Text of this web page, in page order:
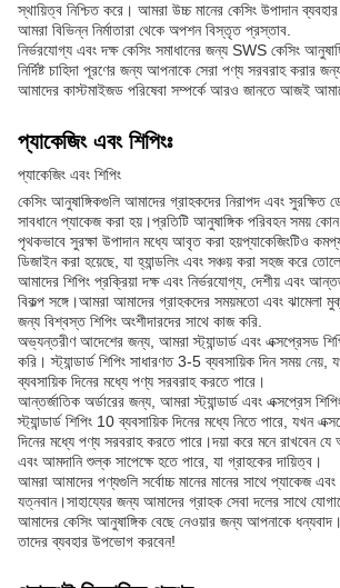
স্থায়িত্ব নিশ্চিত করে। আমরা উচ্চ মানের কেসিং উপাদান
আমরা বিভিন্ন নির্মাতারা থেকে অপশন বিস্তৃত প্রস্তাব.
নির্ভরযোগ্য এবং দক্ষ কেসিং সমাধানের জন্য SWS কেসিং
নির্দিষ্ট চাহিদা পূরণের জন্য আপনাকে সেরা পণ্য সরবরাহ করার
আমাদের কাস্টমাইজড পরিষেবা সম্পর্কে আরও জানতে আজই
প্যাকেজিং এবং শিপিংঃ
প্যাকেজিং এবং শিপিং
কেসিং আনুষাঙ্গিকগুলি আমাদের গ্রাহকদের নিরাপদ এবং সুরক্ষিত
সাবধানে প্যাকেজ করা হয়।প্রতিটি আনুষাঙ্গিক পরিবহন সময়
পৃথকভাবে সুরক্ষা উপাদান মধ্যে আবৃত করা হয়প্যাকেজিংটিও
ডিজাইন করা হয়েছে, যা হ্যান্ডলিং এবং সঞ্চয় করা সহজ করে
আমাদের শিপিং প্রক্রিয়া দক্ষ এবং নির্ভরযোগ্য, দেশীয় এবং
বিকল্প সঙ্গে।আমরা আমাদের গ্রাহকদের সময়মতো এবং ঝামেলা
জন্য বিশ্বস্ত শিপিং অংশীদারদের সাথে কাজ করি.
অভ্যন্তরীণ আদেশের জন্য, আমরা স্ট্যান্ডার্ড এবং এক্সপ্রেসড
করি। স্ট্যান্ডার্ড শিপিং সাধারণত 3-5 ব্যবসায়িক দিন সময়
ব্যবসায়িক দিনের মধ্যে পণ্য সরবরাহ করতে পারে।
আন্তর্জাতিক অর্ডারের জন্য, আমরা স্ট্যান্ডার্ড এবং এক্সপ্রেস
স্ট্যান্ডার্ড শিপিং 10 ব্যবসায়িক দিনের মধ্যে নিতে পারে, যখন
দিনের মধ্যে পণ্য সরবরাহ করতে পারে।দয়া করে মনে রাখবেন
এবং আমদানি শুল্ক সাপেক্ষে হতে পারে, যা গ্রাহকের দায়িত্ব।
আমরা আমাদের পণ্যগুলি সর্বোচ্চ মানের মানের সাথে প্যাকেজ এবং
যত্নবান।সাহায্যের জন্য আমাদের গ্রাহক সেবা দলের সাথে
আমাদের কেসিং আনুষাঙ্গিক বেছে নেওয়ার জন্য আপনাকে
তাদের ব্যবহার উপভোগ করবেন!